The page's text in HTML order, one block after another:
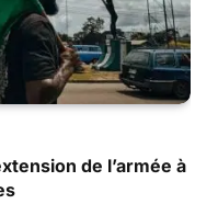
de l’armée à